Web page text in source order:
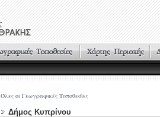
Όλες οι Γεωγραφικές Τοποθεσίες
Δήμος Κυπρίνου